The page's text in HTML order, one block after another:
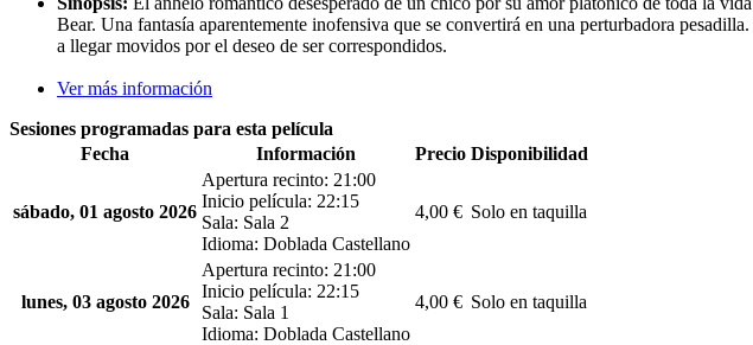
Bear. Una fantasía aparentemente inofensiva que se convertirá en una perturbadora
a llegar movidos por el deseo de ser correspondidos.
Ver más información
Sesiones programadas para esta película
Fecha
Información Precio Disponibilidad
sábado, 01 agosto 2026
Apertura recinto: 21:00
Inicio película: 22:15
Sala: Sala 2
Idioma: Doblada Castellano
4,00 € Solo en taquilla
lunes, 03 agosto 2026
Apertura recinto: 21:00
Inicio película: 22:15
Sala: Sala 1
Idioma: Doblada Castellano
4,00 € Solo en taquilla